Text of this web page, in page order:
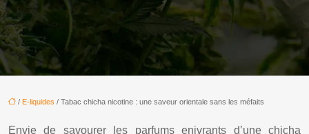
/ E-liquides / Tabac chicha nicotine : une saveur orientale sans les méfaits
Envie de savourer les parfums enivrants d’une chicha